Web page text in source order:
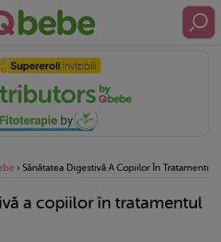
› Sănătatea Digestivă A Copiilor În Tratamentul
a copiilor în tratamentul